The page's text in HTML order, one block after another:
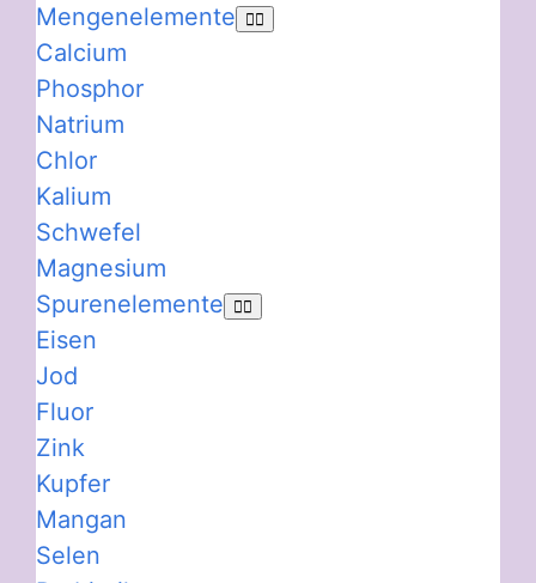
Mengenelemente
Calcium
Phosphor
Natrium
Chlor
Kalium
Schwefel
Magnesium
Spurenelemente
Eisen
Jod
Fluor
Zink
Kupfer
Mangan
Selen